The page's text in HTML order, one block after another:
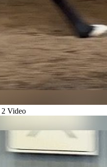
2 Video